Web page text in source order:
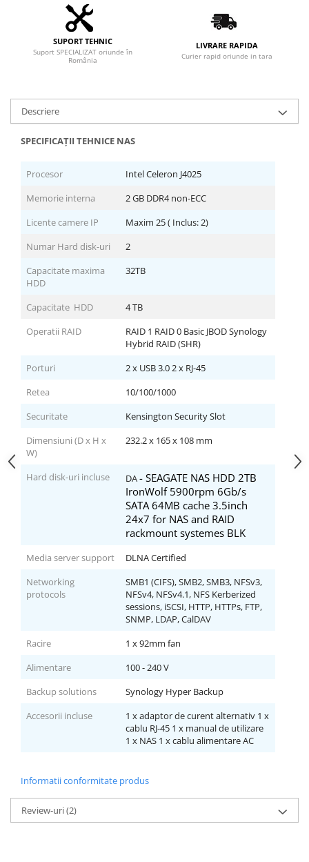
SUPORT TEHNIC
Suport SPECIALIZAT oriunde în
România
LIVRARE RAPIDA
Curier rapid oriunde in tara
Descriere
SPECIFICAȚII TEHNICE NAS
Procesor
Intel Celeron J4025
Memorie interna
2 GB DDR4 non-ECC
Licente camere IP
Maxim 25 ( Inclus: 2)
Numar Hard disk-uri
2
Capacitate maxima
HDD
32TB
Capacitate HDD
4 TB
Operatii RAID
RAID 1 RAID 0 Basic JBOD Synology
Hybrid RAID (SHR)
Porturi
2 x USB 3.0 2 x RJ-45
Retea
10/100/1000
Securitate
Kensington Security Slot
Dimensiuni (D x H x
W)
232.2 x 165 x 108 mm
Hard disk-uri incluse DA- SEAGATE NAS HDD 2TB
IronWolf 5900rpm 6Gb/s
SATA 64MB cache 3.5inch
24x7 for NAS and RAID
rackmount systemes BLK
Media server support
DLNA Certified
Networking
protocols
SMB1 (CIFS), SMB2, SMB3, NFSv3,
NFSv4, NFSv4.1, NFS Kerberized
sessions, iSCSI, HTTP, HTTPs, FTP,
SNMP, LDAP, CalDAV
Racire
1 x 92mm fan
Alimentare
100 - 240 V
Backup solutions
Synology Hyper Backup
Accesorii incluse
1 x adaptor de curent alternativ 1 x
cablu RJ-45 1 x manual de utilizare
1 x NAS 1 x cablu alimentare AC
Informatii conformitate produs
Review-uri(2)